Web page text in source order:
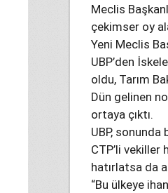
Meclis
çekimser oy
Yeni Meclis
UBP’den
oldu, Tarım
Dün gelinen
ortaya çıktı.
UBP, sonunda
CTP’li vekiller
hatırlatsa da
“Bu ülkeye